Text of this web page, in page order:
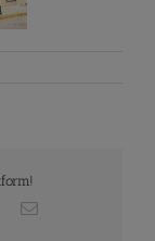
PinterestEmail